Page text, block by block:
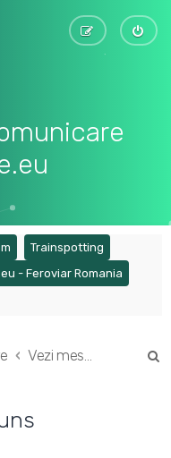
tab)
(Opens a new tab)
Trainspotting
tab)- Feroviar Romania
Vezi mesaje fără răspuns